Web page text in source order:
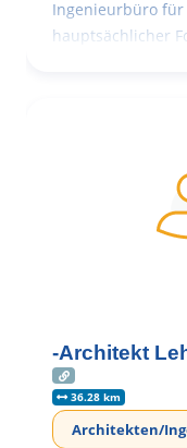
Ingenieurbüro für
hauptsächlicher
-Architekt
36.28 km
Architekten/